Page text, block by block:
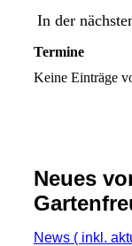
In der
Termine
Keine Einträge
Neues
News ( inkl.